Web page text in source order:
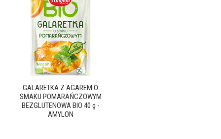
GALARETKA Z AGAREM O
SMAKU POMARAŃCZOWYM
BEZGLUTENOWA BIO 40 g -
AMYLON